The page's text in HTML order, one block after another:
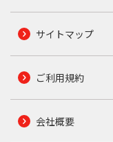
サイトマップ
ご利用規約
会社概要